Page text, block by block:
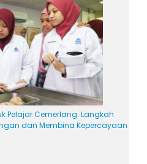
Pelajar Cemerlang: Langkah
dan Membina Kepercayaan